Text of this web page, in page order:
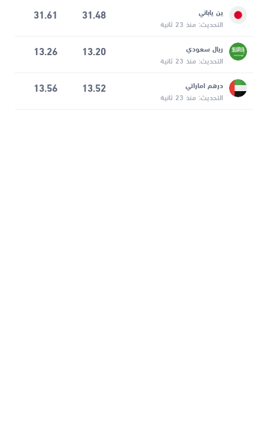
ين ياباني
التحديث: منذ 23 ثانية
31.48
31.61
ريال سعودي
التحديث: منذ 23 ثانية
13.20
13.26
درهم اماراتي
التحديث: منذ 23 ثانية
13.52
13.56